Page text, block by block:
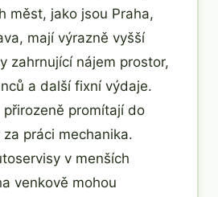
měst, jako jsou Praha,
mají výrazně vyšší
zahrnující nájem prostor,
a další fixní výdaje.
promítají do
práci mechanika.
v menších
venkově mohou